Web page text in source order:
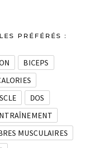
PRÉFÉRÉS :
BICEPS
DOS
MUSCULAIRES